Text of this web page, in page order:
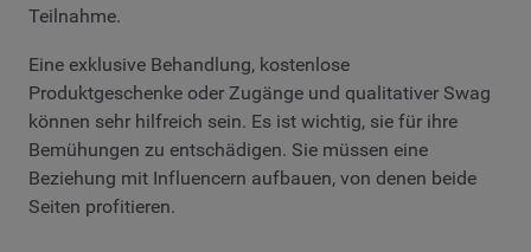
Teilnahme.
Eine exklusive Behandlung, kostenlose
Produktgeschenke oder Zugänge und qualitativer Swag
können sehr hilfreich sein. Es ist wichtig, sie für ihre
Bemühungen zu entschädigen. Sie müssen eine
Beziehung mit Influencern aufbauen, von denen beide
Seiten profitieren.